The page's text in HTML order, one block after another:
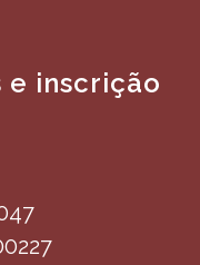
e inscrição